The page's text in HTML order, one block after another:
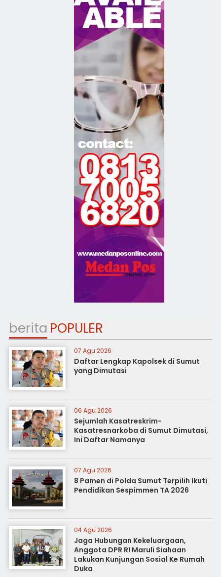
berita POPULER
07 Agu 2026
Daftar Lengkap Kapolsek di Sumut
yang Dimutasi
06 Agu 2026
Sejumlah Kasatreskrim-
Kasatresnarkoba di Sumut Dimutasi,
Ini Daftar Namanya
07 Agu 2026
8 Pamen di Polda Sumut Terpilih Ikuti
Pendidikan Sespimmen TA 2026
04 Agu 2026
Jaga Hubungan Kekeluargaan,
Anggota DPR RI Maruli Siahaan
Lakukan Kunjungan Sosial Ke Rumah
Duka